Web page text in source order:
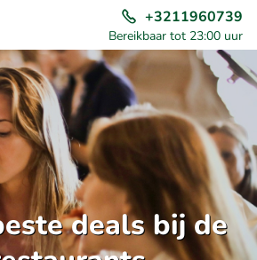
+3211960739
Bereikbaar tot 23:00 uur
deals bij de